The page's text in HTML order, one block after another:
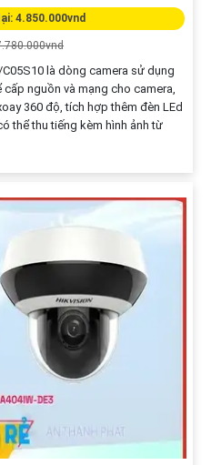
4.850.000vnd
là dòng camera sử dụng
nguồn và mạng cho camera,
360 độ, tích hợp thêm đèn LEd
thể thu tiếng kèm hình ảnh từ